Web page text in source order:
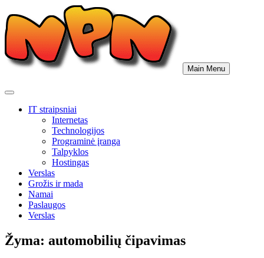
to
content
Main Menu
IT straipsniai
Internetas
Technologijos
Programinė įranga
Talpyklos
Hostingas
Verslas
Grožis ir mada
Namai
Paslaugos
Verslas
Žyma: automobilių čipavimas